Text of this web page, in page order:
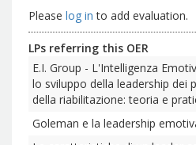
Please log in to add evaluation.
LPs referring this OER
E.I. Group - L'Intelligenza
lo sviluppo della leadership dei
della riabilitazione: teoria e
Goleman e la leadership